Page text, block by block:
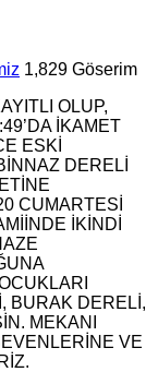
1,829 Göserim
OLUP,
İKAMET
ESKİ
DERELİ
CUMARTESİ
İKİNDİ
BURAK DERELİ,
MEKANI
VE